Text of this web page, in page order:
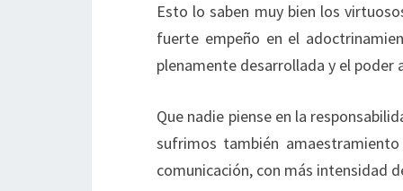
Esto lo saben muy bien los
fuerte empeño en el
plenamente desarrollada y el
Que nadie piense en la
sufrimos también
comunicación, con más intensidad